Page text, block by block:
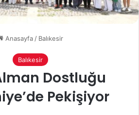
Anasayfa / Balıkesir
Balıkesir
Dostluğu
Pekişiyor